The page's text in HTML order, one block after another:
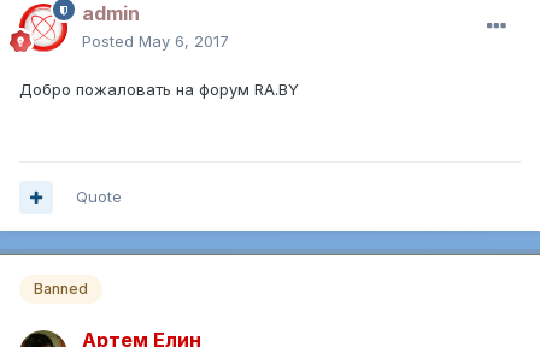
admin
Posted May 6, 2017
Добро пожаловать на форум RA.BY
Quote
Banned
Артем Елин